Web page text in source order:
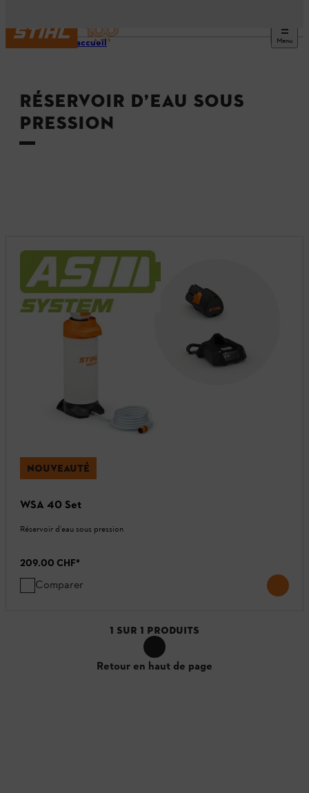
Menu
Page d’accueil
RÉSERVOIR D’EAU SOUS
PRESSION
NOUVEAUTÉ
WSA 40 Set
Réservoir d’eau sous pression
209.00 CHF*
Comparer
1 SUR 1 PRODUITS
Retour en haut de page